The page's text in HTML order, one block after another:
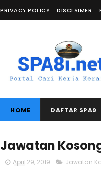
PRIVACY POLICY DISCLAIMER
HOME DAFTAR SPA9
Jawatan
April 29, 2019 Jawatan